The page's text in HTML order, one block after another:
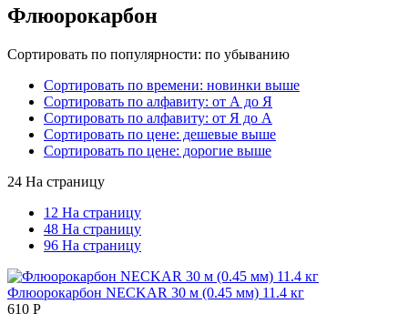
Флюорокарбон
Сортировать по популярности: по убыванию
Сортировать по времени: новинки выше
Сортировать по алфавиту: от А до Я
Сортировать по алфавиту: от Я до А
Сортировать по цене: дешевые выше
Сортировать по цене: дорогие выше
24 На страницу
12 На страницу
48 На страницу
96 На страницу
Флюорокарбон NECKAR 30 м (0.45 мм) 11.4 кг
610 Р